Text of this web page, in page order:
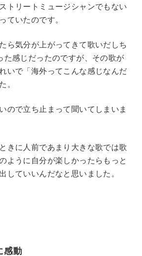
トリートミュージシャンでもない
ていたのです。
ら気分が上がってきて歌いだしち
感じだったのですが、その歌が
いで「海外ってこんな感じなんだ
。
ので立ち止まって聞いてしまいま
きに人前であまり大きな歌では歌
ように自分が楽しかったらもっと
していいんだなと思いました。
感動